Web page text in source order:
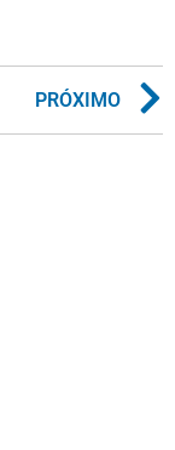
PRÓXIMO